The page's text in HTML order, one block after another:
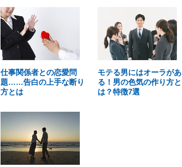
仕事関係者との恋愛問
題……告白の上手な断り
方とは
モテる男にはオーラがあ
る！男の色気の作り方と
は？特徴7選